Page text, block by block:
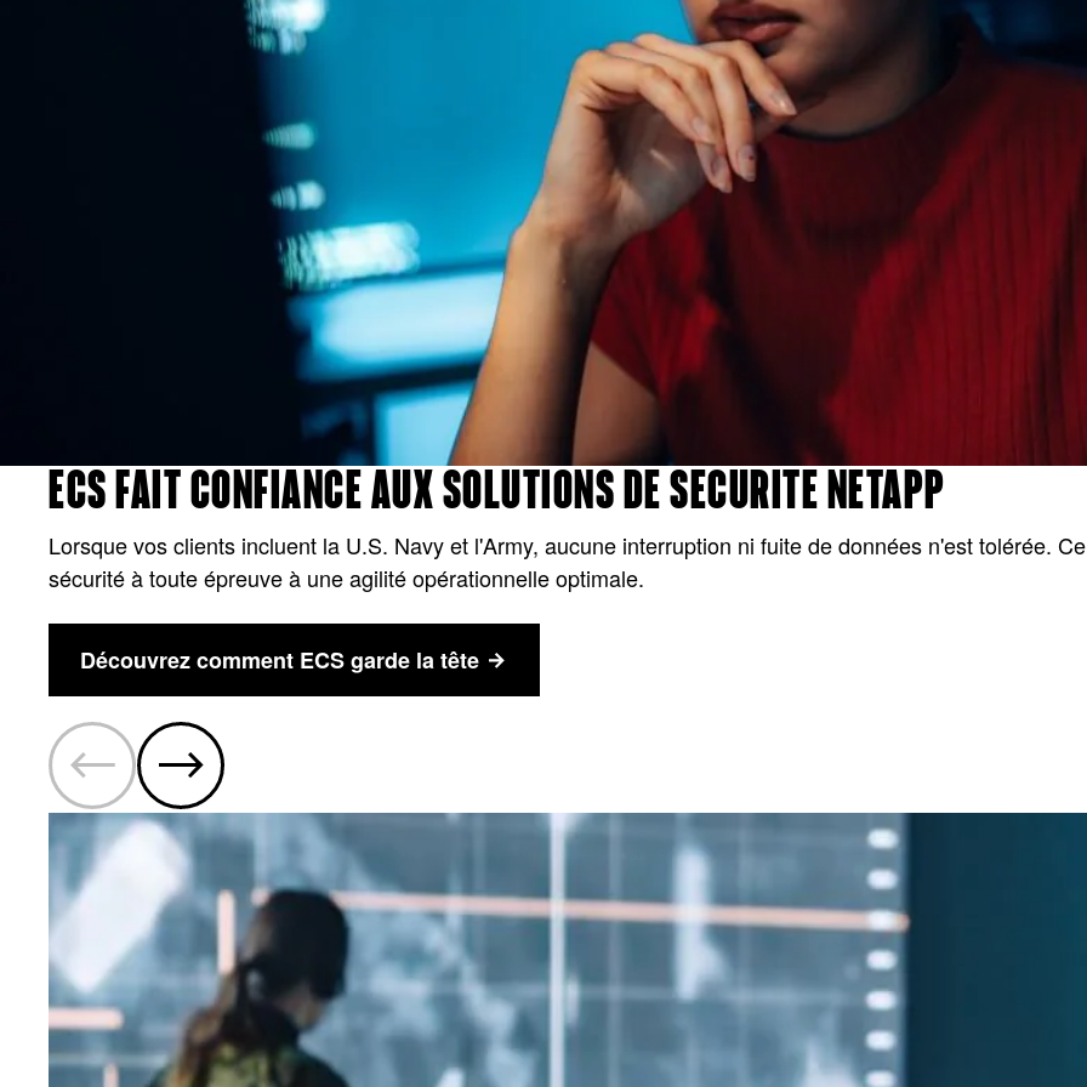
ECS FAIT CONFIANCE AUX SOLUTIONS DE SÉCURITÉ NETAPP
Lorsque vos clients incluent la U.S. Navy et l'Army, aucune interruption ni fuite de données n'est tolérée.
sécurité à toute épreuve à une agilité opérationnelle optimale.
Découvrez comment ECS garde la tête